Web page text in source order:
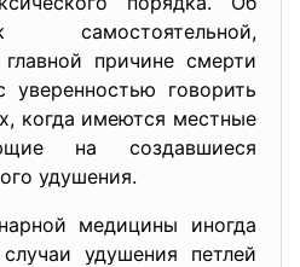
причине смерти
говорить
когда имеются местные
на создавшиеся
удушения.
медицины иногда
удушения петлей